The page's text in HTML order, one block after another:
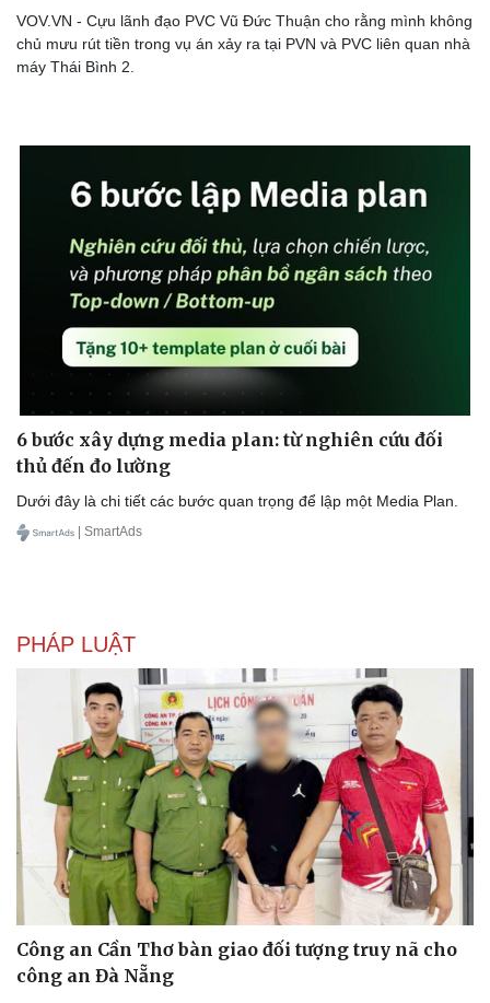
Văn hóa
Sân khấu - Điện ảnh
Văn học
Âm nhạc
Di sản
Giải trí
Nghệ sĩ
Thời trang
Sao Việt
VOV.VN - Cựu lãnh đạo PVC Vũ Đức Thuận cho rằng mình không
chủ mưu rút tiền trong vụ án xảy ra tại PVN và PVC liên quan nhà
máy Thái Bình 2.
6 bước xây dựng media plan: từ nghiên cứu đối
thủ đến đo lường
Dưới đây là chi tiết các bước quan trọng để lập một Media Plan.
| SmartAds
PHÁP LUẬT
Công an Cần Thơ bàn giao đối tượng truy nã cho
công an Đà Nẵng